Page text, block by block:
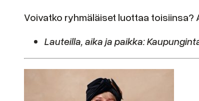
Voivatko ryhmäläiset luottaa toisiinsa?
Lauteilla, aika ja paikka: